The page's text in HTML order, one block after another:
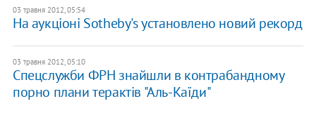
03 травня 2012, 05:54
На аукціоні Sotheby's установлено новий рекорд
03 травня 2012, 05:10
Спецслужби ФРН знайшли в контрабандному
порно плани терактів "Аль-Каїди"